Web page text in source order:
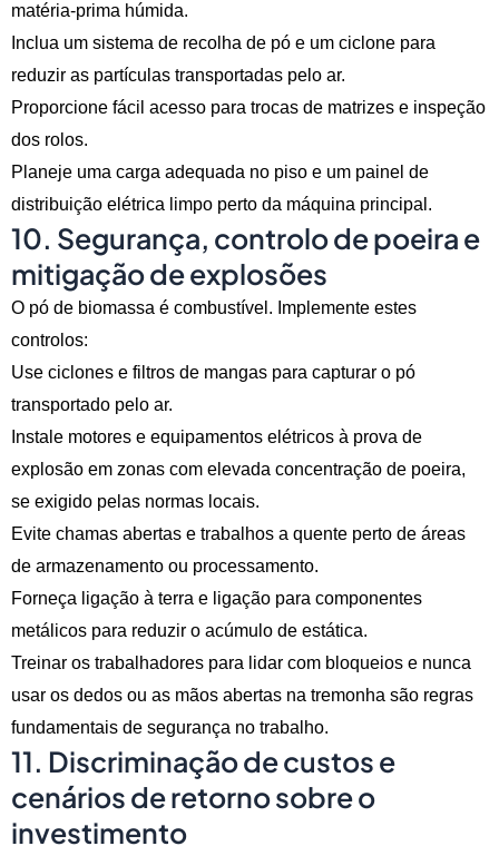
matéria-prima húmida.
Inclua um sistema de recolha de pó e um ciclone para
reduzir as partículas transportadas pelo ar.
Proporcione fácil acesso para trocas de matrizes e inspeção
dos rolos.
Planeje uma carga adequada no piso e um painel de
distribuição elétrica limpo perto da máquina principal.
10. Segurança, controlo de poeira e
mitigação de explosões
O pó de biomassa é combustível. Implemente estes
controlos:
Use ciclones e filtros de mangas para capturar o pó
transportado pelo ar.
Instale motores e equipamentos elétricos à prova de
explosão em zonas com elevada concentração de poeira,
se exigido pelas normas locais.
Evite chamas abertas e trabalhos a quente perto de áreas
de armazenamento ou processamento.
Forneça ligação à terra e ligação para componentes
metálicos para reduzir o acúmulo de estática.
Treinar os trabalhadores para lidar com bloqueios e nunca
usar os dedos ou as mãos abertas na tremonha são regras
fundamentais de segurança no trabalho.
11. Discriminação de custos e
cenários de retorno sobre o
investimento